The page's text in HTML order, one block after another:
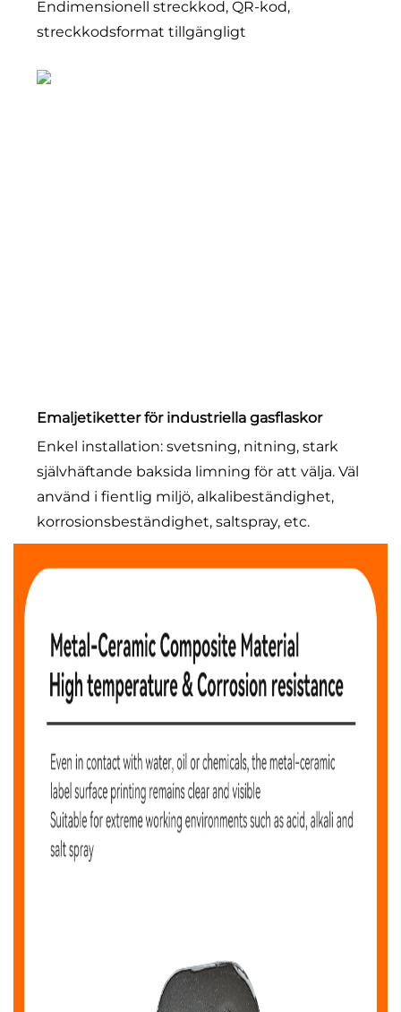
Endimensionell streckkod, QR-kod,
streckkodsformat tillgängligt
Emaljetiketter för industriella gasflaskor
Enkel installation: svetsning, nitning, stark
självhäftande baksida limning för att välja. Väl
använd i fientlig miljö, alkalibeständighet,
korrosionsbeständighet, saltspray, etc.